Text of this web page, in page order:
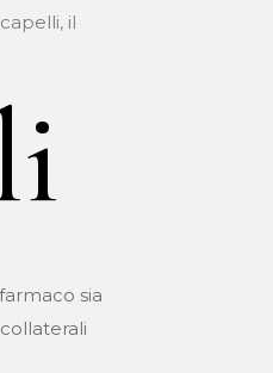
il
sia